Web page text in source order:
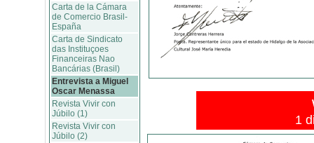
Carta de la Cámara
de Comercio Brasil-
España
Carta de Sindicato
das Instituçoes
Financeiras Nao
Bancárias (Brasil)
Entrevista a Miguel
Oscar Menassa
Revista Vivir con
Júbilo (1)
Revista Vivir con
Júbilo (2)
1